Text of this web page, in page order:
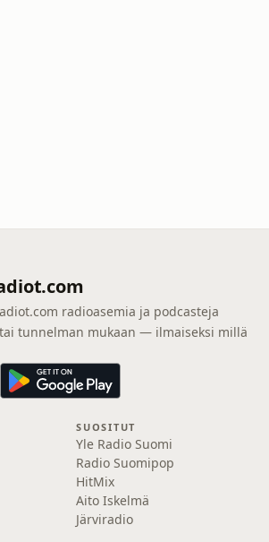
radioasemia ja podcasteja
tunnelman mukaan — ilmaiseksi millä
SUOSITUT
Yle Radio Suomi
Radio Suomipop
HitMix
Aito Iskelmä
Järviradio